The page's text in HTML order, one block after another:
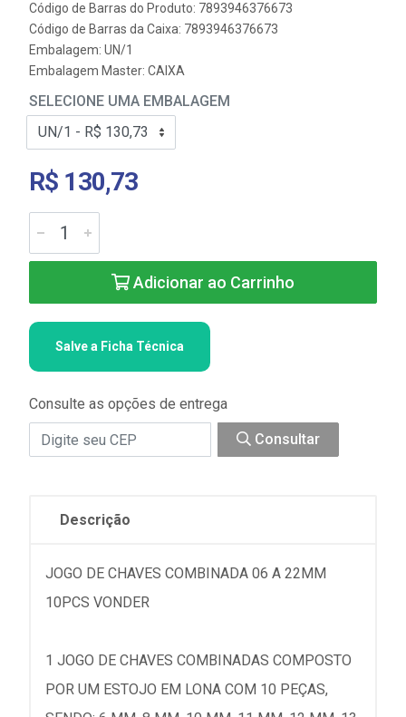
Código de Barras do Produto: 7893946376673
Código de Barras da Caixa: 7893946376673
Embalagem: UN/1
Embalagem Master: CAIXA
SELECIONE UMA EMBALAGEM
R$ 130,73
Adicionar ao Carrinho
Salve a Ficha Técnica
Consulte as opções de entrega
Consultar
Descrição
JOGO DE CHAVES COMBINADA 06 A 22MM
10PCS VONDER
1 JOGO DE CHAVES COMBINADAS COMPOSTO
POR UM ESTOJO EM LONA COM 10 PEÇAS,